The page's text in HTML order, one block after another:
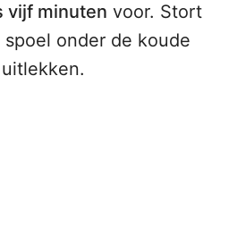
vijf minuten voor. Stort
onder de koude